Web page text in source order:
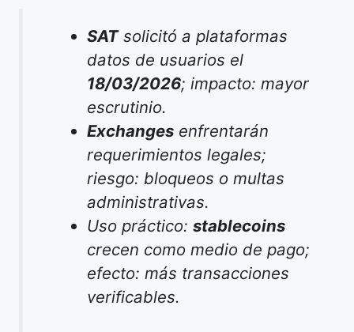
SATsolicitó a plataformas
datos de usuarios el
18/03/2026; impacto: mayor
escrutinio.
Exchanges enfrentarán
requerimientos legales;
riesgo: bloqueos o multas
administrativas.
Uso práctico:stablecoins
crecen como medio de pago;
efecto: más transacciones
verificables.